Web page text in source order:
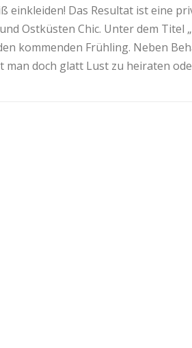
einkleiden! Das Resultat ist eine
Ostküsten Chic. Unter dem
kommenden Frühling. Neben
man doch glatt Lust zu heiraten